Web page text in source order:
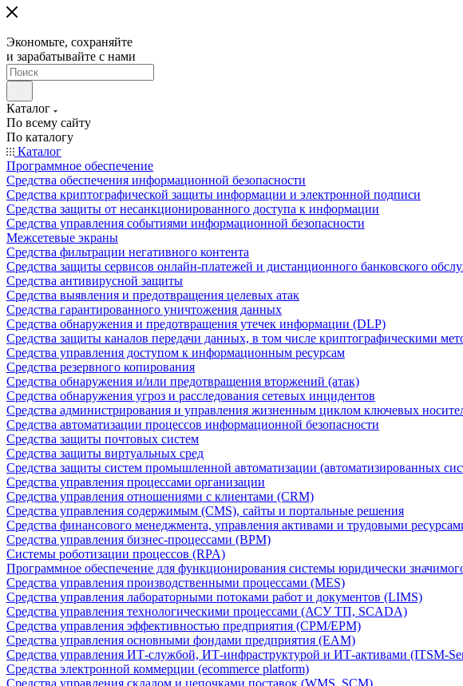
Экономьте, сохраняйте
и зарабатывайте с нами
Каталог
По всему сайту
По каталогу
Каталог
Программное обеспечение
Средства обеспечения информационной безопасности
Средства криптографической защиты информации и электронной подписи
Средства защиты от несанкционированного доступа к информации
Средства управления событиями информационной безопасности
Межсетевые экраны
Средства фильтрации негативного контента
Средства защиты сервисов онлайн-платежей и дистанционного банковского
Средства антивирусной защиты
Средства выявления и предотвращения целевых атак
Средства гарантированного уничтожения данных
Средства обнаружения и предотвращения утечек информации (DLP)
Средства защиты каналов передачи данных, в том числе криптографическими
Средства управления доступом к информационным ресурсам
Средства резервного копирования
Средства обнаружения и/или предотвращения вторжений (атак)
Средства обнаружения угроз и расследования сетевых инцидентов
Средства администрирования и управления жизненным циклом ключевых
Средства автоматизации процессов информационной безопасности
Средства защиты почтовых систем
Средства защиты виртуальных сред
Средства защиты систем промышленной автоматизации (автоматизированных
Средства управления процессами организации
Средства управления отношениями с клиентами (CRM)
Средства управления содержимым (CMS), сайты и портальные решения
Средства финансового менеджмента, управления активами и трудовыми
Средства управления бизнес-процессами (BPM)
Системы роботизации процессов (RPA)
Программное обеспечение для функционирования системы юридически
Средства управления производственными процессами (MES)
Средства управления лабораторными потоками работ и документов (LIMS)
Средства управления технологическими процессами (АСУ ТП, SCADA)
Средства управления эффективностью предприятия (CPM/EPM)
Средства управления основными фондами предприятия (EAM)
Средства управления ИТ-службой, ИТ-инфраструктурой и ИТ-активами (ITSM-
Средства электронной коммерции (ecommerce platform)
Средства управления складом и цепочками поставок (WMS, SCM)